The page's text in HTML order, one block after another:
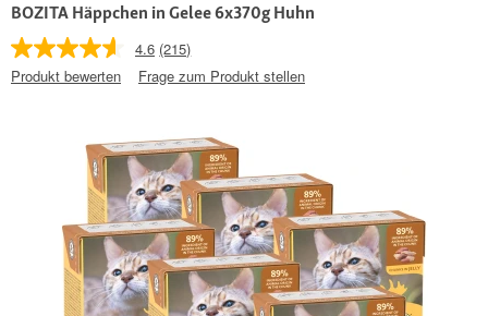
BOZITA Häppchen in Gelee 6x370g Huhn
4.6 (215)
Produkt bewerten
Frage zum Produkt stellen